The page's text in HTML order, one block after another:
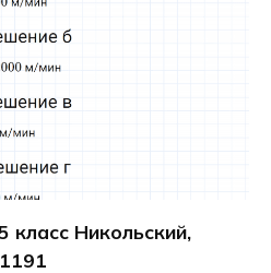
класс Никольский,